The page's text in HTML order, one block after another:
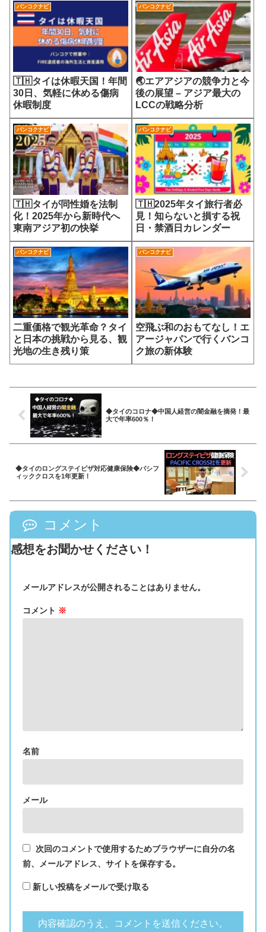
す医療サービスの未来
バンコクナビ
🇹🇭タイは休暇天国！年間
30日、気軽に休める傷病
休暇制度
バンコクナビ
🌏エアアジアの競争力と今
後の展望 – アジア最大の
LCCの戦略分析
バンコクナビ
🇹🇭タイが同性婚を法制
化！2025年から新時代へ
東南アジア初の快挙
バンコクナビ
🇹🇭2025年タイ旅行者必
見！知らないと損する祝
日・禁酒日カレンダー
バンコクナビ
二重価格で観光革命？タイ
と日本の挑戦から見る、観
光地の生き残り策
バンコクナビ
空飛ぶ和のおもてなし！エ
アージャパンで行くバンコ
ク旅の新体験
◆タイのコロナ◆中国人経営の闇金融を摘発！最
大で年率600％！
◆タイのロングステイビザ対応健康保険◆パシフ
ィッククロスを1年更新！
コメント
感想をお聞かせください！
メールアドレスが公開されることはありません。
コメント ※
名前
メール
次回のコメントで使用するためブラウザーに自分の名
前、メールアドレス、サイトを保存する。
新しい投稿をメールで受け取る